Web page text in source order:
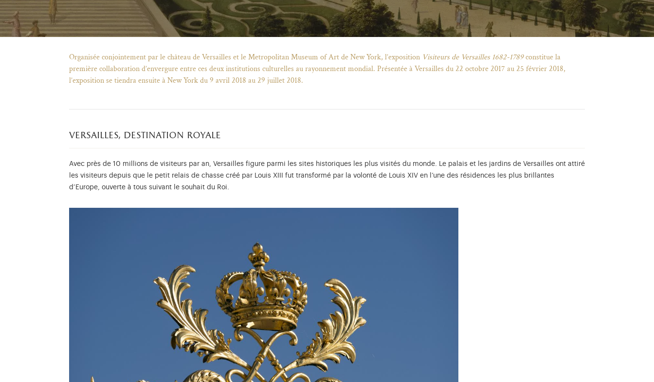
Organisée conjointement par le château de Versailles et le Metropolitan Museum of Art de New York, l’exposition Visiteurs de Versailles 1682-1789constitue la
première collaboration d’envergure entre ces deux institutions culturelles au rayonnement mondial. Présentée à Versailles du 22 octobre 2017 au 25 février 2018,
l’exposition se tiendra ensuite à New York du 9 avril 2018 au 29 juillet 2018.
versailles, destination royale
Avec près de 10 millions de visiteurs par an, Versailles figure parmi les sites historiques les plus visités du monde. Le palais et les jardins de Versailles ont attiré
les visiteurs depuis que le petit relais de chasse créé par Louis XIII fut transformé par la volonté de Louis XIV en l’une des résidences les plus brillantes
d’Europe, ouverte à tous suivant le souhait du Roi.